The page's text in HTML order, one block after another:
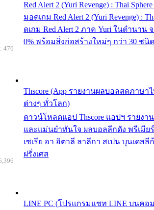
Red Alert 2 (Yuri Revenge) : Thai
มอดเกม Red Alert 2 (Yuri Revenge) :
ดเกม Red Alert 2 ภาค Yuri ในตำนาน
0% พร้อมสิ่งก่อสร้างใหม่ๆ กว่า 30 ชนิ
Thscore (App รายงานผลบอลสดภาษ
ต่างๆ ทั่วโลก)
ดาวน์โหลดแอป Thscore แอปฯ รายงา
และแม่นยำทันใจ ผลบอลลีกดัง พรีเมีย
เซเรีย อา อิตาลี ลาลีกา สเปน บุนเดสลี
ฝรั่งเศส
476
LINE PC (โปรแกรมแชท LINE บนคอ